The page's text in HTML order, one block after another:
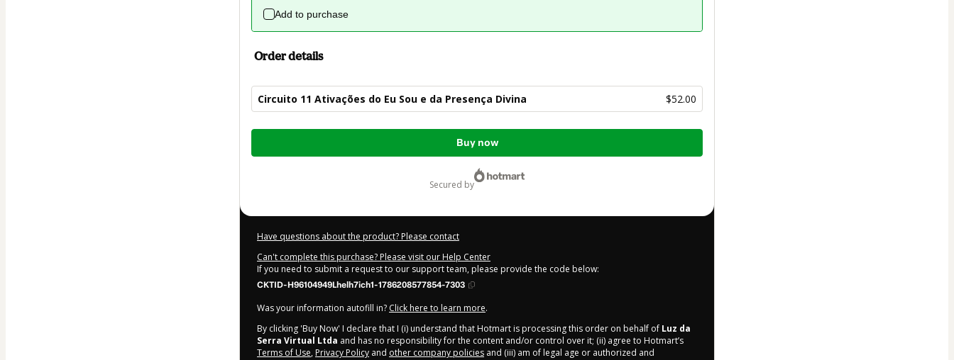
Add to purchase
Order details
Circuito 11 Ativações do Eu Sou e da Presença Divina $52.00
Total
Buy now
secured by
Have questions about the product? Please contact
Can't complete this purchase? Please visit our Help Center
If you need to submit a request to our support team, please provide the code below:
CKTID-H96104949Lhelh7ich1-1786208577854-7303
Was your information autofill in? Click here to learn more.
By clicking 'Buy Now' I declare that I (i) understand that Hotmart is processing this order on behalf of Luz da
Serra Virtual Ltda and has no responsibility for the content and/or control over it; (ii) agree to Hotmart’s
Terms of Use, Privacy Policy and other company policies and (iii) am of legal age or authorized and